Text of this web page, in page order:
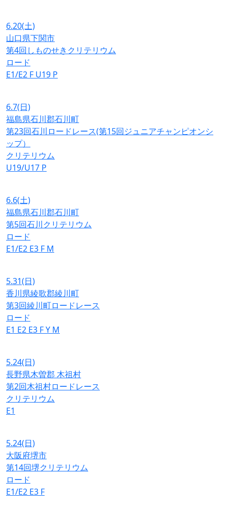
6.20(土)
山口県下関市
第4回しものせきクリテリウム
ロード
E1/E2 F U19 P
6.7(日)
福島県石川郡石川町
第23回石川ロードレース(第15回ジュニアチャンピオンシ
ップ）
クリテリウム
U19/U17 P
6.6(土)
福島県石川郡石川町
第5回石川クリテリウム
ロード
E1/E2 E3 F M
5.31(日)
香川県綾歌郡綾川町
第3回綾川町ロードレース
ロード
E1 E2 E3 FY M
5.24(日)
長野県木曽郡 木祖村
第2回木祖村ロードレース
クリテリウム
E1
5.24(日)
大阪府堺市
第14回堺クリテリウム
ロード
E1/E2 E3 F